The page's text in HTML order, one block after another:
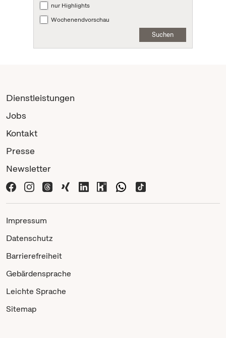
nur Highlights
Wochenendvorschau
Suchen
Dienstleistungen
Jobs
Kontakt
Presse
Newsletter
Impressum
Datenschutz
Barrierefreiheit
Gebärdensprache
Leichte Sprache
Sitemap